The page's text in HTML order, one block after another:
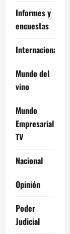
Informes y
encuestas
Internacional
Mundo del
vino
Mundo
Empresarial
TV
Nacional
Opinión
Poder
Judicial